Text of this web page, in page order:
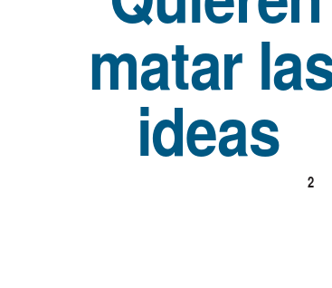
matar
ideas
2